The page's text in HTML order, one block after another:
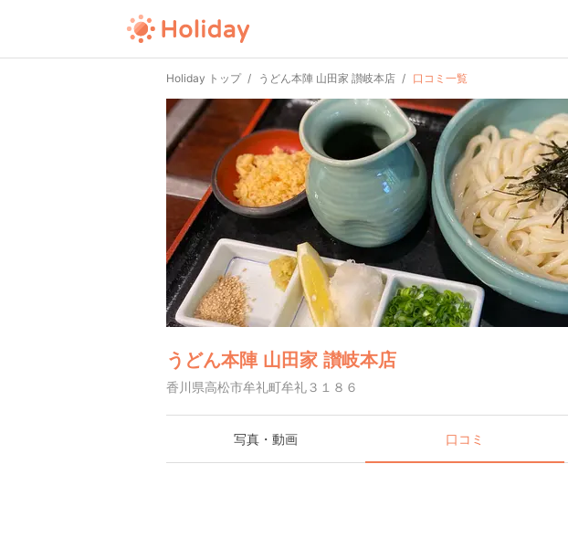
Holiday トップ うどん本陣 山田家 讃岐本店 口コミ一覧
うどん本陣 山田家 讃岐本店
香川県高松市牟礼町牟礼３１８６
写真・動画 口コミ